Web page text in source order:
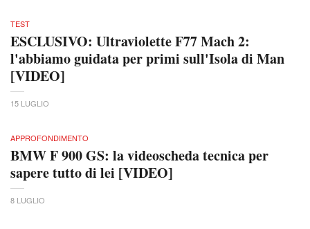
TEST
ESCLUSIVO: Ultraviolette F77 Mach 2:
l'abbiamo guidata per primi sull'Isola di Man
[VIDEO]
15 LUGLIO
APPROFONDIMENTO
BMW F 900 GS: la videoscheda tecnica per
sapere tutto di lei [VIDEO]
8 LUGLIO